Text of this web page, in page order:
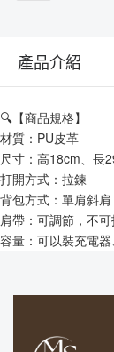
產品介紹
🔍【商品規格】
材質：PU皮革
尺寸：高18cm、長
打開方式：拉鍊
背包方式：單肩斜肩
肩帶：可調節，不
容量：可以裝充電